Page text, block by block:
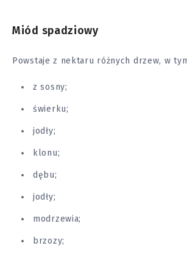
Miód spadziowy
Powstaje z nektaru różnych drzew, w
z sosny;
świerku;
jodły;
klonu;
dębu;
jodły;
modrzewia;
brzozy;